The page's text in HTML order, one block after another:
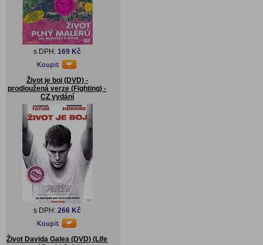
s DPH: 169 Kč
Život je boj (DVD) -
prodloužená verze (Fighting) -
CZ vydání
s DPH: 266 Kč
Život Davida Galea (DVD) (Life